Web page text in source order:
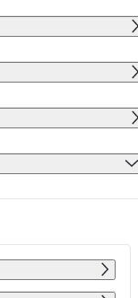
SO NE
5 6